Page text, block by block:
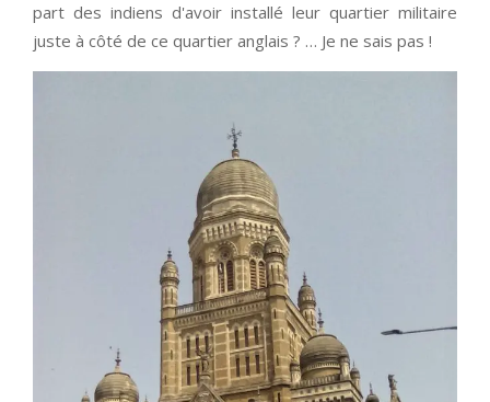
part des indiens d'avoir installé leur quartier militaire
juste à côté de ce quartier anglais ? … Je ne sais pas !